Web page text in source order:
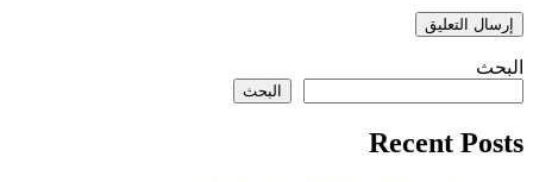
البحث
البحث
Recent Posts